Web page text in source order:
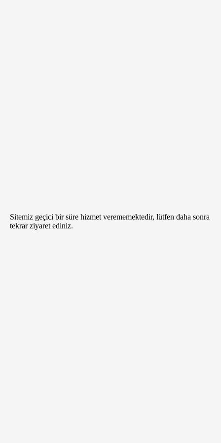
Sitemiz geçici bir süre hizmet verememektedir, lütfen daha sonra
tekrar ziyaret ediniz.